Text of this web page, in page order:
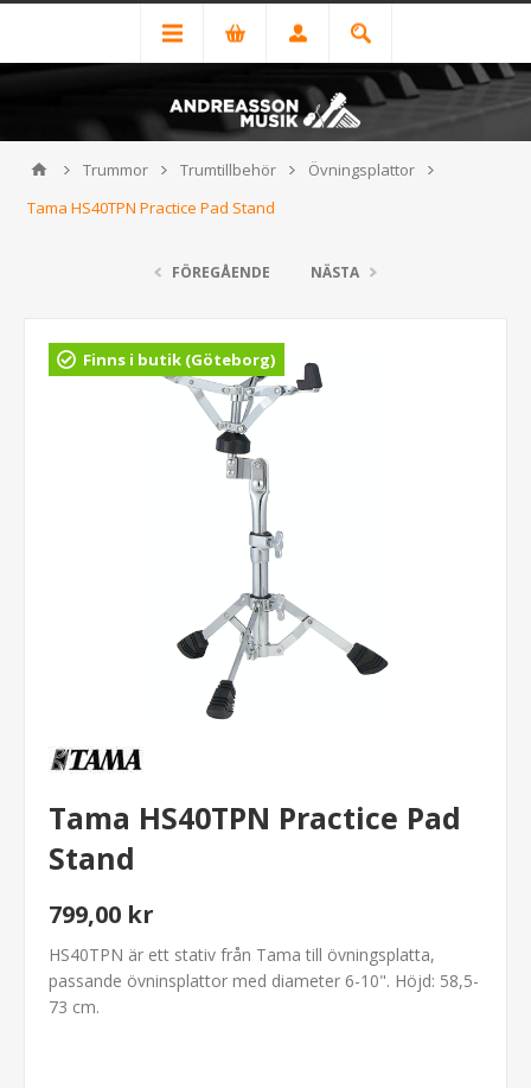
Trummor Trumtillbehör
Övningsplattor
Tama HS40TPN Practice Pad Stand
FÖREGÅENDE NÄSTA
Finns i butik (Göteborg)
Tama HS40TPN Practice Pad
Stand
799,00 kr
HS40TPN är ett stativ från Tama till övningsplatta,
passande övninsplattor med diameter 6-10". Höjd: 58,5-
73 cm.